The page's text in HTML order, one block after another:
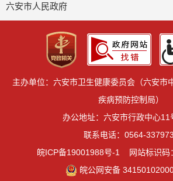
六安市人民政府
主办单位：六安市卫生健康委员会（六安市
疾病预防控制局）
办公地址：六安市行政中心11
联系电话：0564-
皖ICP备19001988号-1
网站标识
皖公网安备